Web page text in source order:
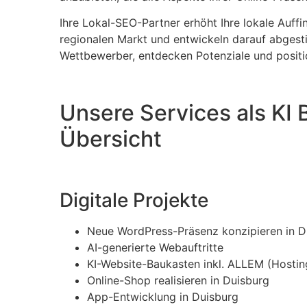
Ihre Lokal-SEO-Partner erhöht Ihre lokale
regionalen Markt und entwickeln darauf
Wettbewerber, entdecken Potenziale und
Unsere Services als KI
Übersicht
Digitale Projekte
Neue WordPress-Präsenz konzipieren in
AI-generierte Webauftritte
KI-Website-Baukasten inkl. ALLEM
Online-Shop realisieren in Duisburg
App-Entwicklung in Duisburg